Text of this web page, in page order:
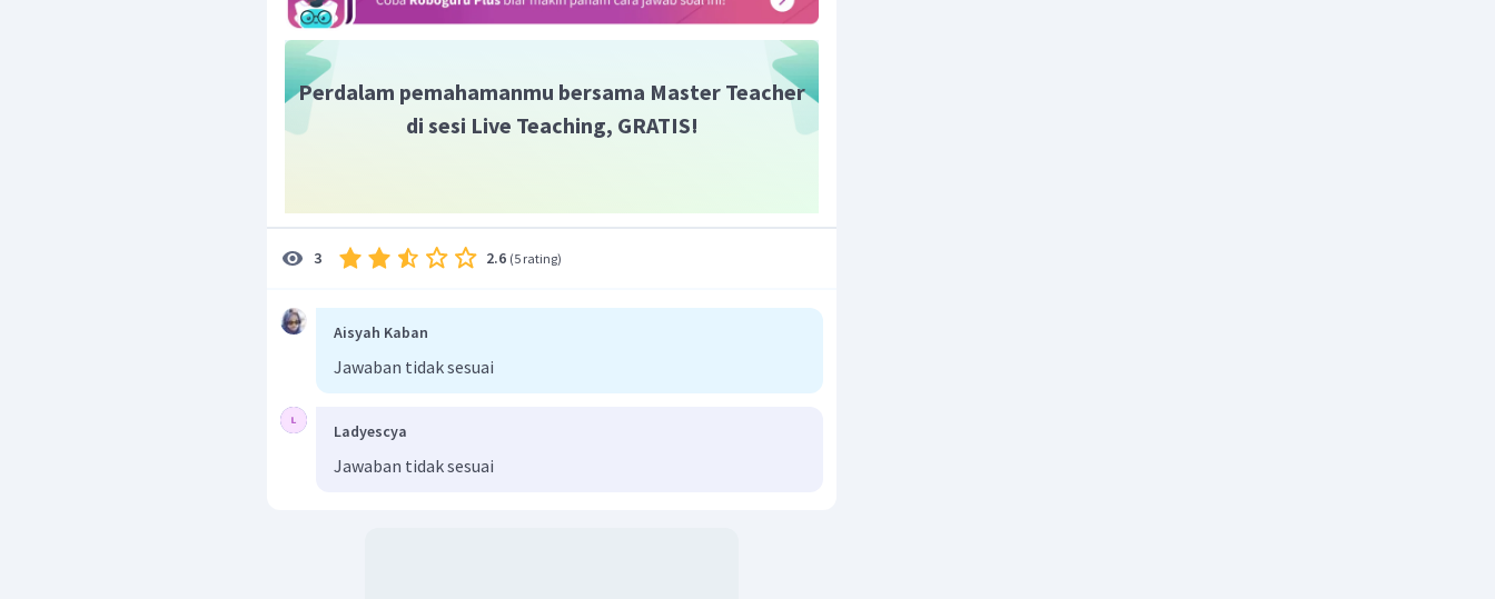
Oleh karena itu, jawaban yang benar adalah A.
Perdalam pemahamanmu bersama Master Teacher
di sesi Live Teaching, GRATIS!
3 2.6 (5 rating)
Aisyah Kaban
Jawaban tidak sesuai
Ladyescya
Jawaban tidak sesuai